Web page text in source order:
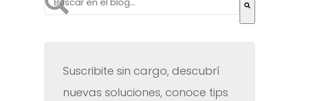
Suscribite sin cargo, descubrí
nuevas soluciones, conoce tips